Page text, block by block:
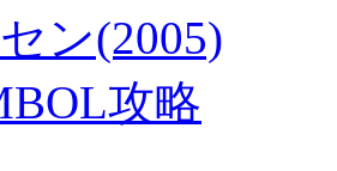
ン(2005)
攻略